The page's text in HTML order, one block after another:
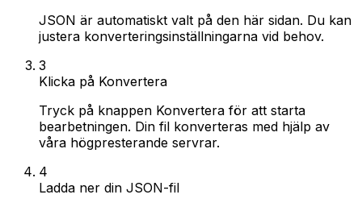
JSON är automatiskt valt på den här sidan. Du kan
justera konverteringsinställningarna vid behov.
3
Klicka på Konvertera
Tryck på knappen Konvertera för att starta
bearbetningen. Din fil konverteras med hjälp av
våra högpresterande servrar.
4
Ladda ner din JSON-fil